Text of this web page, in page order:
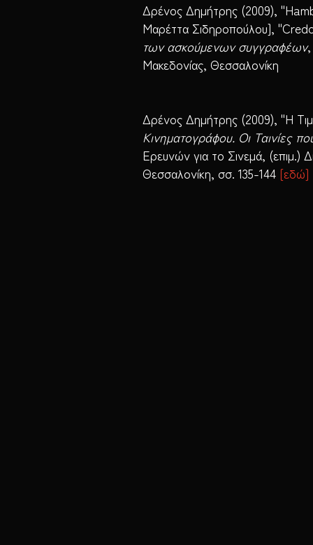
Δρένος Δημήτρης (2009),
Μαρέττα Σιδηροπούλου],
των ασκούμενων συγγραφέων,
Μακεδονίας, Θεσσαλονίκη
Δρένος Δημήτρης (2009), "Η
Κινηματογράφου. Οι Ταινίες
Ερευνών για το Σινεμά, (επιμ.)
Θεσσαλονίκη, σσ. 135-144 [εδώ]